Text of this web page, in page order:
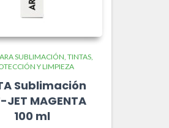
SUBLIMACIÓN TINTAS,
Y LIMPIEZA
Sublimación
JET MAGENTA
100 ml